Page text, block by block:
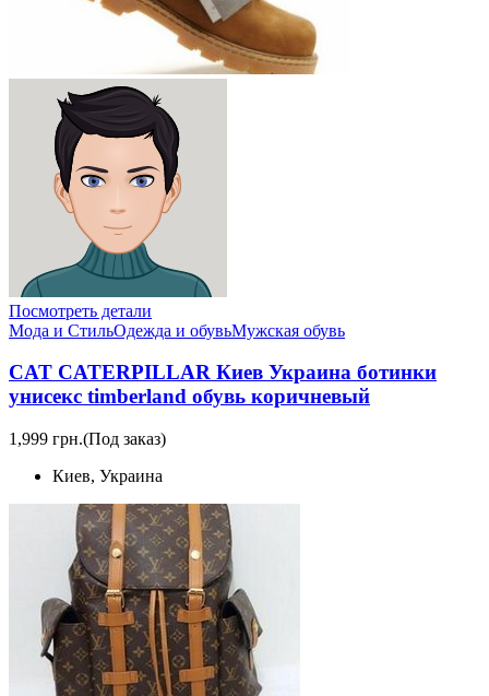
Посмотреть детали
Мода и СтильОдежда и обувьМужская обувь
CAT CATERPILLAR Киев Украина ботинки
унисекс timberland обувь коричневый
1,999 грн.(Под заказ)
Киев, Украина